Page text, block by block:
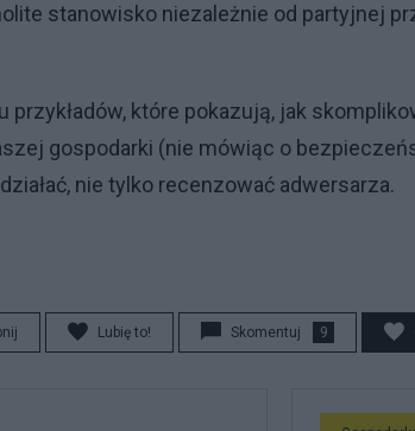
stanowisko niezależnie od partyjnej
przykładów, które pokazują, jak
gospodarki (nie mówiąc o
nie tylko recenzować adwersarza.
Lubię to! Skomentuj 9